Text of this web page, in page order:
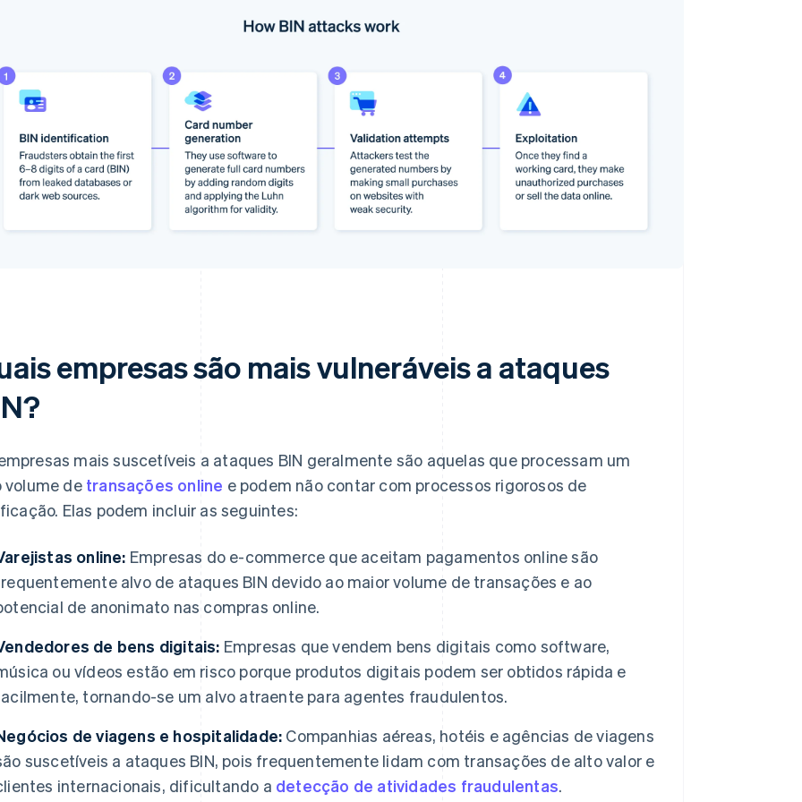
empresas são mais vulneráveis a ataques
mais suscetíveis a ataques BIN geralmente são aquelas que processam um
volume de transações online e podem não contar com processos rigorosos de
Elas podem incluir as seguintes:
online: Empresas do e-commerce que aceitam pagamentos online são
alvo de ataques BIN devido ao maior volume de transações e ao
de anonimato nas compras online.
de bens digitais: Empresas que vendem bens digitais como software,
ou vídeos estão em risco porque produtos digitais podem ser obtidos rápida e
tornando-se um alvo atraente para agentes fraudulentos.
de viagens e hospitalidade: Companhias aéreas, hotéis e agências de viagens
suscetíveis a ataques BIN, pois frequentemente lidam com transações de alto valor e
internacionais, dificultando a detecção de atividades fraudulentas.